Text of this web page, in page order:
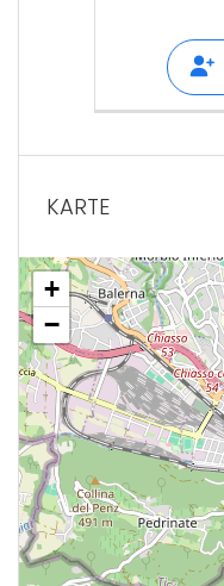
KARTE
+
−